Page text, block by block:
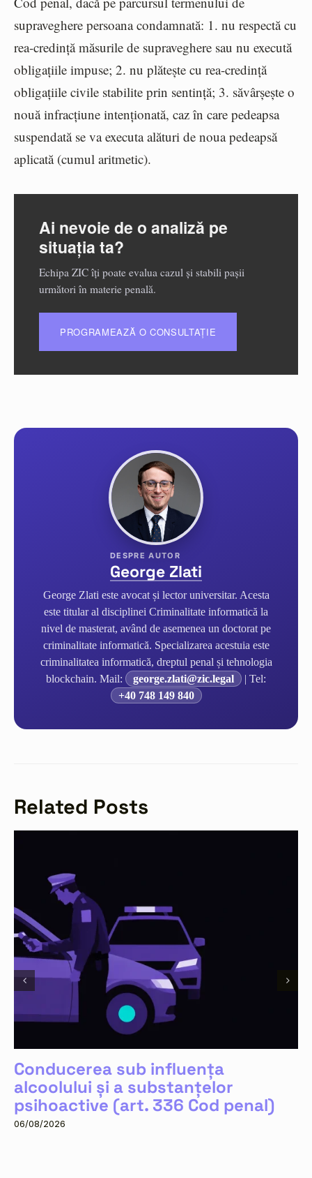
supraveghere persoana condamnată: 1. nu respectă cu
rea-credință măsurile de supraveghere sau nu execută
obligațiile impuse; 2. nu plătește cu rea-credință
obligațiile civile stabilite prin sentință; 3. săvârșește o
nouă infracțiune intenționată, caz în care pedeapsa
suspendată se va executa alături de noua pedeapsă
aplicată (cumul aritmetic).
Ai nevoie de o analiză pe
situația ta?
Echipa ZIC îți poate evalua cazul și stabili pașii
următori în materie penală.
PROGRAMEAZĂ O CONSULTAȚIE
George Zlati
George Zlati este avocat și lector universitar. Acesta
este titular al disciplinei Criminalitate informatică la
nivel de masterat, având de asemenea un doctorat pe
criminalitate informatică. Specializarea acestuia este
criminalitatea informatică, dreptul penal și tehnologia
blockchain. Mail:
george.zlati@zic.legal
| Tel:
+40 748 149 840
Related Posts
Conducerea sub influența
alcoolului și a substanțelor
psihoactive (art. 336 Cod penal)
06/08/2026